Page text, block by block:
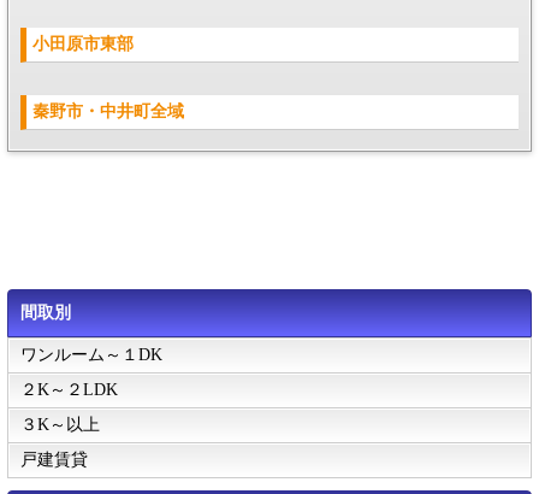
小田原市東部
秦野市・中井町全域
間取別
ワンルーム～１DK
２K～２LDK
３K～以上
戸建賃貸